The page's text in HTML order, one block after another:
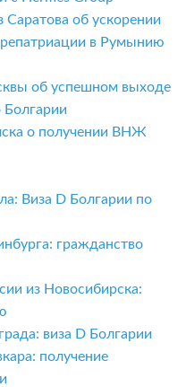
об ускорении
в Румынию
об успешном выходе
Болгарии
о получении ВНЖ
Виза D Болгарии по
гражданство
из Новосибирска:
виза D Болгарии
получение